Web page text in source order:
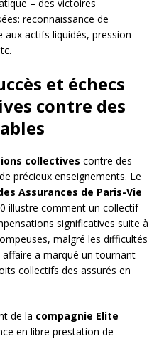
– des victoires
reconnaissance de
actifs liquidés, pression
et échecs
contre des
collectives contre des
précieux enseignements. Le
Assurances de Paris-Vie
illustre comment un collectif
significatives suite à
malgré les difficultés
affaire a marqué un tournant
collectifs des assurés en
de la compagnie Elite
en libre prestation de